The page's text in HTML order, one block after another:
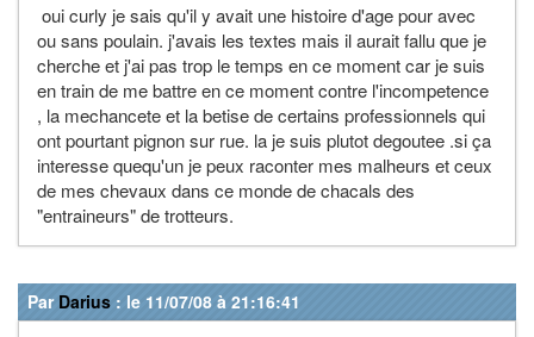
oui curly je sais qu'il y avait une histoire d'age pour avec
ou sans poulain. j'avais les textes mais il aurait fallu que je
cherche et j'ai pas trop le temps en ce moment car je suis
en train de me battre en ce moment contre l'incompetence
, la mechancete et la betise de certains professionnels qui
ont pourtant pignon sur rue. la je suis plutot degoutee .si ça
interesse quequ'un je peux raconter mes malheurs et ceux
de mes chevaux dans ce monde de chacals des
"entraineurs" de trotteurs.
Par Darius : le 11/07/08 à 21:16:41